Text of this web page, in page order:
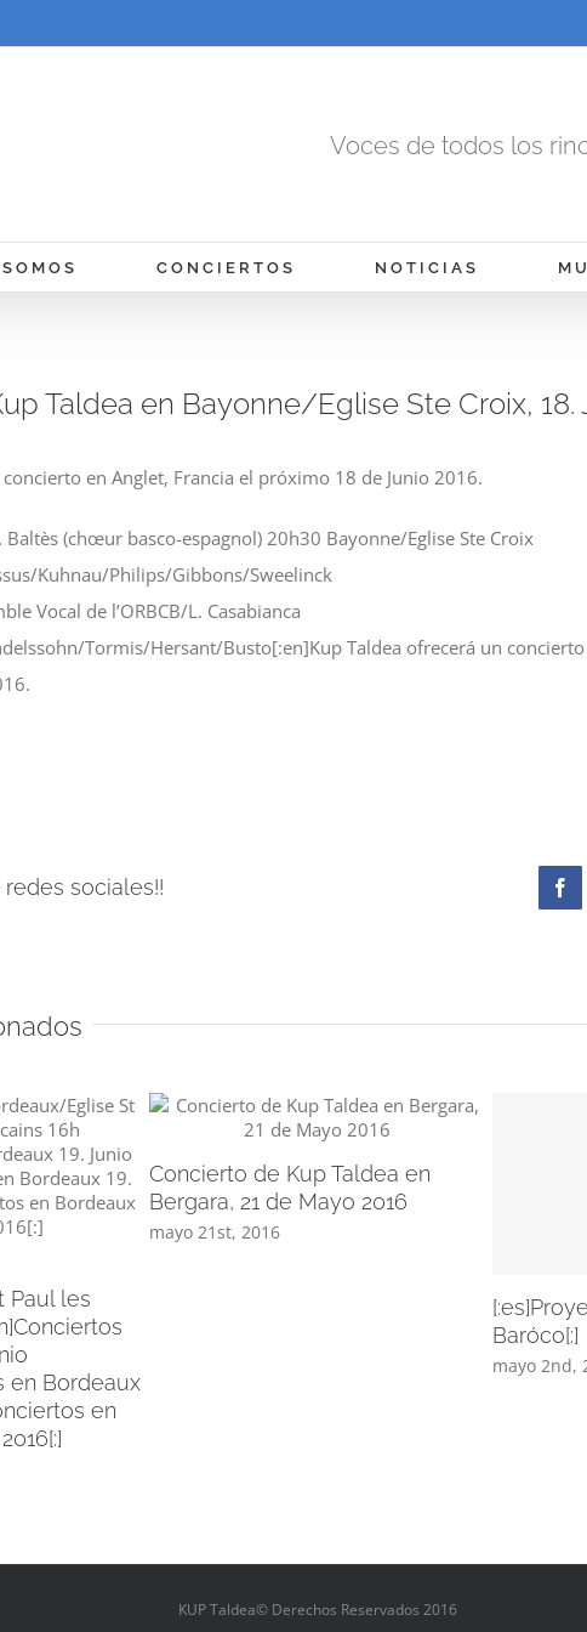
Voces de todos los
CONCIERTOS NOTICIAS
Taldea en Bayonne/Eglise Ste Croix, 18.
en Anglet, Francia el próximo 18 de Junio 2016.
Baltès (chœur basco-espagnol) 20h30 Bayonne/Eglise Ste Croix
Kuhnau/Philips/Gibbons/Sweelinck
Vocal de l’ORBCB/L. Casabianca
Tormis/Hersant/Busto[:en]Kup Taldea ofrecerá un concierto
sociales!!
Paul les
en Bordeaux
en
Concierto de Kup Taldea en
Bergara, 21 de Mayo 2016
mayo 21st, 2016
Baróco[:]
mayo 2nd,
KUP Taldea© Derechos Reservados 2016